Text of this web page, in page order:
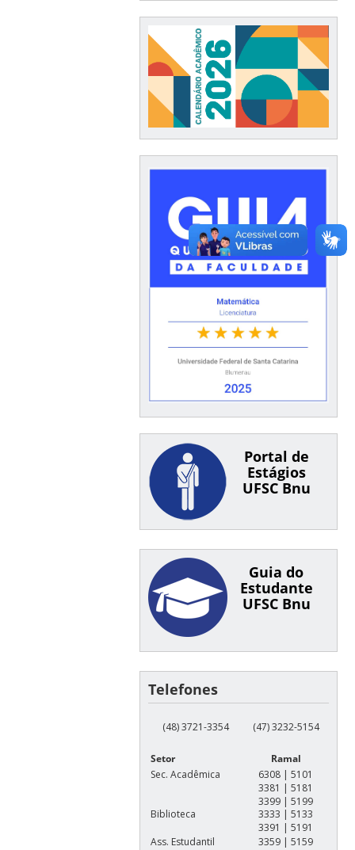
Portal de
Estágios
UFSC Bnu
Guia do
Estudante
UFSC Bnu
Telefones
(48) 3721-3354 (47) 3232-5154
Setor
Ramal
Sec. Acadêmica
6308 | 5101
3381 | 5181
3399 | 5199
Biblioteca
3333 | 5133
3391 | 5191
Ass. Estudantil
3359 | 5159